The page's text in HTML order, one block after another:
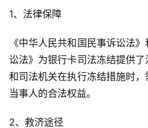
1、法律保障
《中华人民共和国民事诉讼法
讼法》为银行卡司法冻结提供
和司法机关在执行冻结措施时
当事人的合法权益。
2、救济途径